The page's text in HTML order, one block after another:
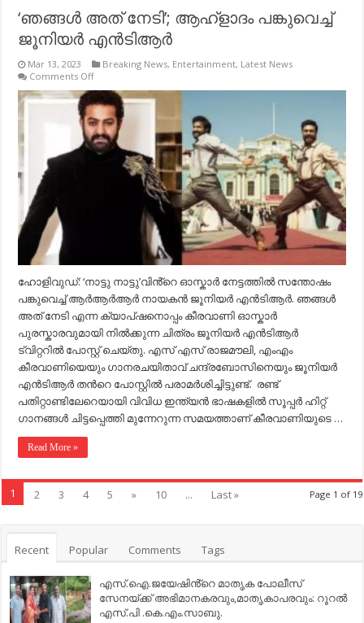
‘ഞങ്ങള്‍ അത് നേടി’; ആഹ്ളാദം പങ്കുവെച്ച്
ജൂനിയര്‍ എന്‍ടിആര്‍
Mar 13, 2023 Breaking News, Entertainment, Latest News
Comments Offon
‘ഞങ്ങള്‍
അത്
നേടി’;
ആഹ്ളാദം
പങ്കുവെച്ച്
ജൂനിയര്‍
എന്‍ടിആര്‍
ഹോളിവുഡ്: ‘നാട്ടു നാട്ടു’വിൻ്റെ ഓസ്കാർ നേട്ടത്തിൽ സന്തോഷം
പങ്കുവെച്ച് ആർആർആർ നായകൻ ജൂനിയർ എൻടിആർ. ഞങ്ങള്‍
അത് നേടി എന്ന ക്യാപ്ഷനൊപ്പം കീരവാണി ഓസ്കാർ
പുരസ്കാരവുമായി നിൽക്കുന്ന ചിത്രം ജൂനിയർ എൻടിആർ
ട്വിറ്ററിൽ പോസ്റ്റ് ചെയ്തു. എസ് എസ് രാജമൗലി, എംഎം
കീരവാണിയെയും ഗാനരചയിതാവ് ചന്ദ്രബോസിനെയും ജൂനിയർ
എൻടിആർ തന്‍റെ പോസ്റ്റിൽ പരാമർശിച്ചിട്ടുണ്ട്. രണ്ട്
പതിറ്റാണ്ടിലേറെയായി വിവിധ ഇന്ത്യൻ ഭാഷകളിൽ സൂപ്പർ ഹിറ്റ്
ഗാനങ്ങൾ ചിട്ടപ്പെത്തി മുന്നേറുന്ന സമയത്താണ് കീരവാണിയുടെ …
Read More »
Page 1 of 19
1 2 3 4 5 » 10 ... Last »
Recent Popular Comments Tags
എസ്.ഐ.ജയേഷിൻ്റെ മാതൃക പോലീസ്
സേനയ്ക്ക് അഭിമാനകരവും,മാതൃകാപരവും: റൂറൽ
എസ്.പി .കെ.എം.സാബു.